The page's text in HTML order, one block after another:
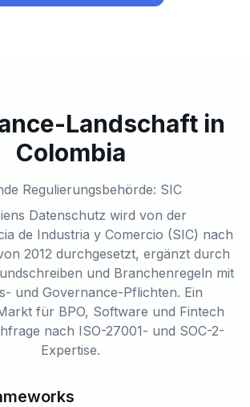
Landschaft in
Colombia
Regulierungsbehörde: SIC
Datenschutz wird von der
de Industria y Comercio (SIC) nach
2012 durchgesetzt, ergänzt durch
und Branchenregeln mit
und Governance-Pflichten. Ein
für BPO, Software und Fintech
nach ISO-27001- und SOC-2-
Expertise.